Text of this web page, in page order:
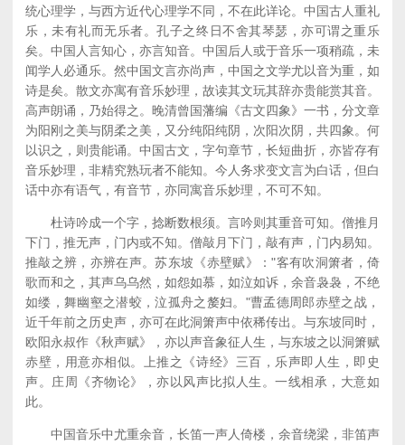
统心理学，与西方近代心理学不同，不在此详论。中国古人重礼
乐，未有礼而无乐者。孔子之终日不舍其琴瑟，亦可谓之重乐
矣。中国人言知心，亦言知音。中国后人或于音乐一项稍疏，未
闻学人必通乐。然中国文言亦尚声，中国之文学尤以音为重，如
诗是矣。散文亦寓有音乐妙理，故读其文玩其辞亦贵能赏其音。
高声朗诵，乃始得之。晚清曾国藩编《古文四象》一书，分文章
为阳刚之美与阴柔之美，又分纯阳纯阴，次阳次阴，共四象。何
以识之，则贵能诵。中国古文，字句章节，长短曲折，亦皆存有
音乐妙理，非精究熟玩者不能知。今人务求变文言为白话，但白
话中亦有语气，有音节，亦同寓音乐妙理，不可不知。
杜诗吟成一个字，捻断数根须。言吟则其重音可知。僧推月
下门，推无声，门内或不知。僧敲月下门，敲有声，门内易知。
推敲之辨，亦辨在声。苏东坡《赤壁赋》："客有吹洞箫者，倚
歌而和之，其声乌乌然，如怨如慕，如泣如诉，余音袅袅，不绝
如缕，舞幽壑之潜蛟，泣孤舟之嫠妇。"曹孟德周郎赤壁之战，
近千年前之历史声，亦可在此洞箫声中依稀传出。与东坡同时，
欧阳永叔作《秋声赋》，亦以声音象征人生，与东坡之以洞箫赋
赤壁，用意亦相似。上推之《诗经》三百，乐声即人生，即史
声。庄周《齐物论》，亦以风声比拟人生。一线相承，大意如
此。
中国音乐中尤重余音，长笛一声人倚楼，余音绕梁，非笛声